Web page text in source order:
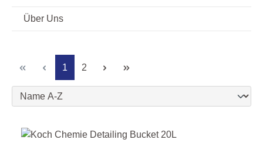
Über Uns
Seite
1 Seite
2